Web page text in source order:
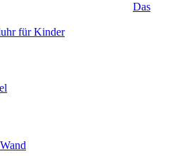
Das
für Kinder